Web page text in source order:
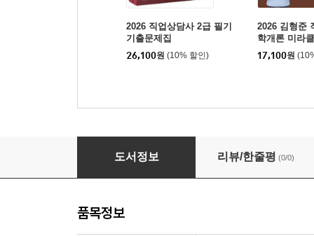
2026 직업상담사 2급 필기
기출문제집
26,100원 (10% 할인)
2026 김형준
학개론 미라
17,100원
2026 직업상담사 2급 실기 기출문제집
도서정보 리뷰/한줄평 (0/0)
품목정보